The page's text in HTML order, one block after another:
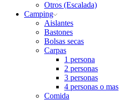
Otros (Escalada)
Camping
Aislantes
Bastones
Bolsas secas
Carpas
1 persona
2 personas
3 personas
4 personas o mas
Comida